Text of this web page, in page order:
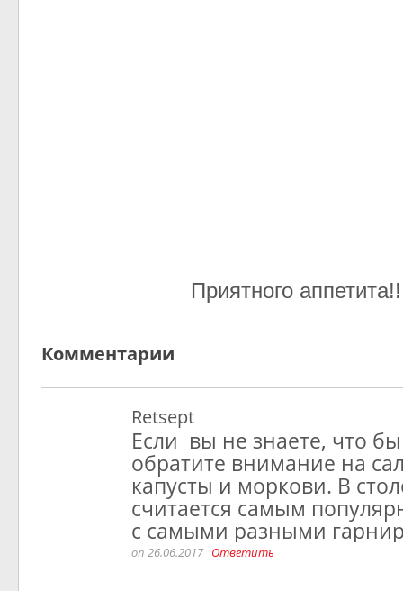
Приятного
Комментарии
Retsept
Если вы не знаете, что
обратите внимание на
капусты и моркови. В
считается самым
с самыми разными
on 26.06.2017 Ответить